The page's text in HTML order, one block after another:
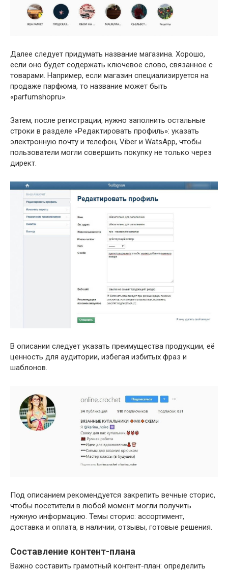
Далее следует придумать название магазина. Хорошо,
если оно будет содержать ключевое слово, связанное с
товарами. Например, если магазин специализируется на
продаже парфюма, то название может быть
«parfumshopru».
Затем, после регистрации, нужно заполнить остальные
строки в разделе «Редактировать профиль»: указать
электронную почту и телефон, Viber и WatsApp, чтобы
пользователи могли совершить покупку не только через
директ.
В описании следует указать преимущества продукции, её
ценность для аудитории, избегая избитых фраз и
шаблонов.
Под описанием рекомендуется закрепить вечные сторис,
чтобы посетители в любой момент могли получить
нужную информацию. Темы сторис: ассортимент,
доставка и оплата, в наличии, отзывы, готовые решения.
Составление контент-плана
Важно составить грамотный контент-план: определить